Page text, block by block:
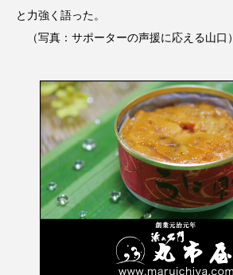
と力強く語った。
（写真：サポーターの声援に応える山口）